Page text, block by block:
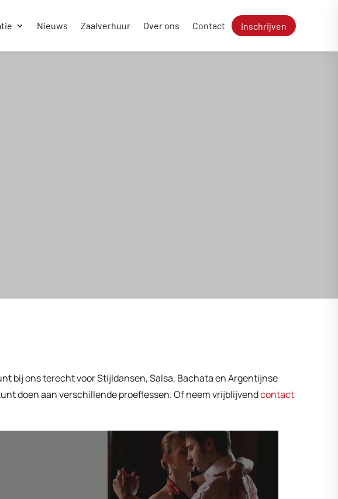
Nieuws Zaalverhuur Over ons Contact Inschrijven
bij ons terecht voor Stijldansen, Salsa, Bachata en Argentijnse
doen aan verschillende proeflessen. Of neem vrijblijvendcontact